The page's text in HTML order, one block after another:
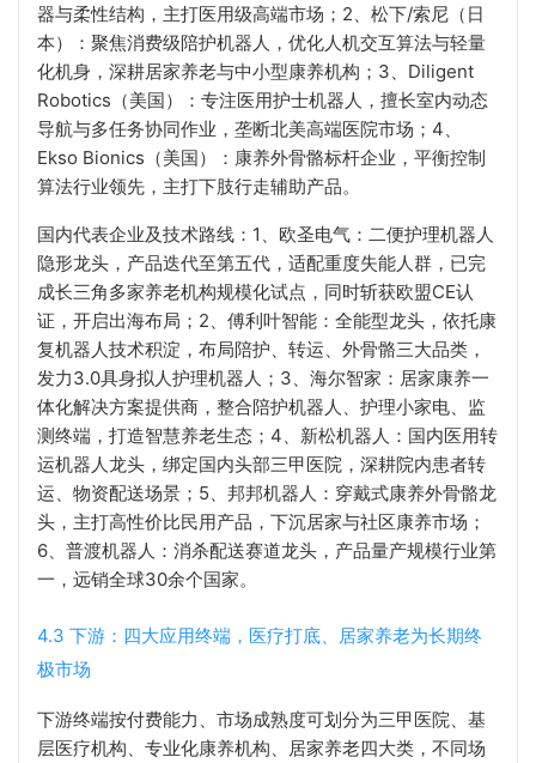
器与柔性结构，主打医用级高端市场；2、松下/索尼（日
本）：聚焦消费级陪护机器人，优化人机交互算法与轻量
化机身，深耕居家养老与中小型康养机构；3、Diligent
Robotics（美国）：专注医用护士机器人，擅长室内动态
导航与多任务协同作业，垄断北美高端医院市场；4、
Ekso Bionics（美国）：康养外骨骼标杆企业，平衡控制
算法行业领先，主打下肢行走辅助产品。
国内代表企业及技术路线：1、欧圣电气：二便护理机器人
隐形龙头，产品迭代至第五代，适配重度失能人群，已完
成长三角多家养老机构规模化试点，同时斩获欧盟CE认
证，开启出海布局；2、傅利叶智能：全能型龙头，依托康
复机器人技术积淀，布局陪护、转运、外骨骼三大品类，
发力3.0具身拟人护理机器人；3、海尔智家：居家康养一
体化解决方案提供商，整合陪护机器人、护理小家电、监
测终端，打造智慧养老生态；4、新松机器人：国内医用转
运机器人龙头，绑定国内头部三甲医院，深耕院内患者转
运、物资配送场景；5、邦邦机器人：穿戴式康养外骨骼龙
头，主打高性价比民用产品，下沉居家与社区康养市场；
6、普渡机器人：消杀配送赛道龙头，产品量产规模行业第
一，远销全球30余个国家。
4.3 下游：四大应用终端，医疗打底、居家养老为长期终
极市场
下游终端按付费能力、市场成熟度可划分为三甲医院、基
层医疗机构、专业化康养机构、居家养老四大类，不同场